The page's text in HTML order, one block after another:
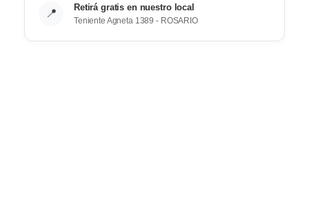
📍 Retirá gratis en nuestro local
Teniente Agneta 1389 - ROSARIO